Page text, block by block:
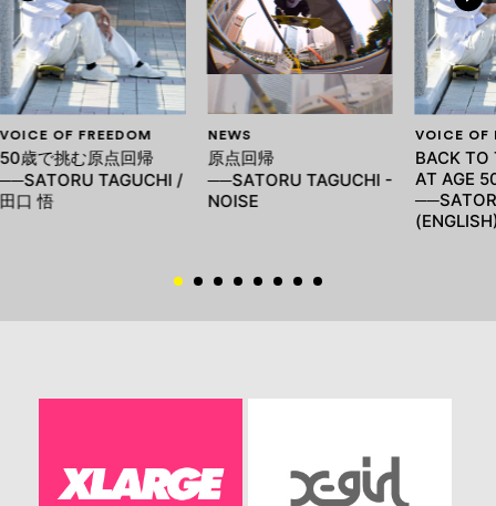
VOICE OF FREEDOM
50歳で挑む原点回帰
──SATORU TAGUCHI /
田口 悟
NEWS
原点回帰
──SATORU TAGUCHI -
NOISE
VOICE OF
BACK TO
AT AGE